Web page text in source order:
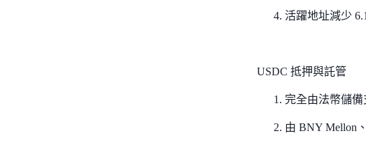
活躍地址減少
USDC 抵押與託管
完全由法幣儲備
由 BNY Mellon